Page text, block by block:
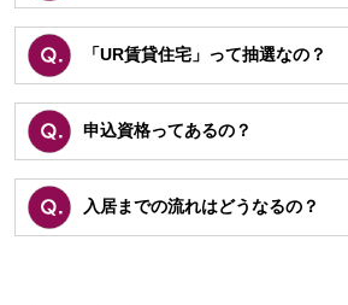
「UR賃貸住宅」って抽選なの？
申込資格ってあるの？
入居までの流れはどうなるの？